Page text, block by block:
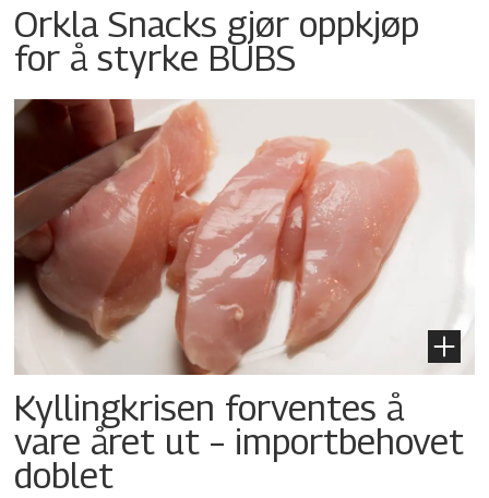
Orkla Snacks gjør oppkjøp
for å styrke BUBS
Kyllingkrisen forventes å
vare året ut – importbehovet
doblet